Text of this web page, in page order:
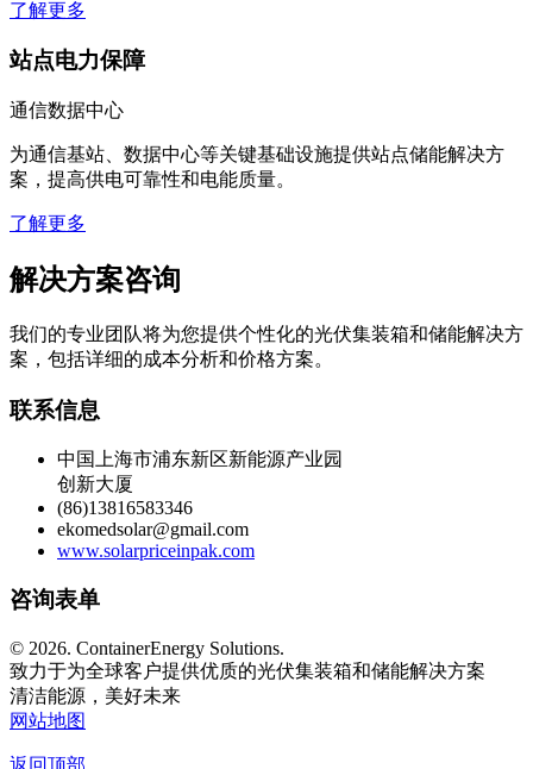
了解更多
站点电力保障
通信数据中心
为通信基站、数据中心等关键基础设施提供站点储能解决方
案，提高供电可靠性和电能质量。
了解更多
解决方案咨询
我们的专业团队将为您提供个性化的光伏集装箱和储能解决方
案，包括详细的成本分析和价格方案。
联系信息
中国上海市浦东新区新能源产业园
创新大厦
(86)13816583346
ekomedsolar@gmail.com
www.solarpriceinpak.com
咨询表单
© 2026. ContainerEnergy Solutions.
致力于为全球客户提供优质的光伏集装箱和储能解决方案
清洁能源，美好未来
网站地图
返回顶部